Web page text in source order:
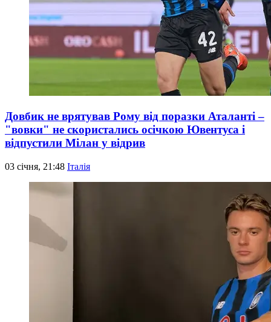
Довбик не врятував Рому від поразки Аталанті –
"вовки" не скористались осічкою Ювентуса і
відпустили Мілан у відрив
03 січня, 21:48 Італія